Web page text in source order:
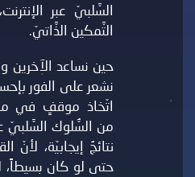
السَّلبيّ عبر
التَّمكين الذَّاتيّ.
حين نساعد
نشعر على الفور
اتّخاذ موقفٍ في
من السُّلوك السَّلبيّ
نتائجُ إيجابيّة، لأنّ
حتى لو كان بسيطاً،